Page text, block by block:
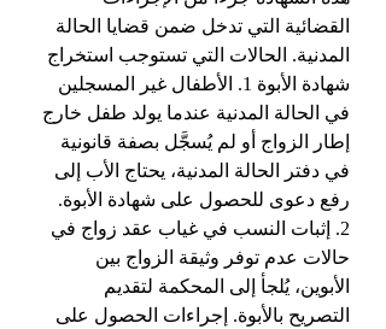
القضائية التي تدخل ضمن قضايا الحالة
المدنية. الحالات التي تستوجب استخراج
شهادة الأبوة 1. الأطفال غير المسجلين
في الحالة المدنية عندما يولد طفل خارج
إطار الزواج أو لم يُسجَّل بصفة قانونية
في دفتر الحالة المدنية، يحتاج الأب إلى
رفع دعوى للحصول على شهادة الأبوة.
2. إثبات النسب في غياب عقد زواج في
حالات عدم توفر وثيقة الزواج بين
الأبوين، يُلجأ إلى المحكمة لتقديم
التصريح بالأبوة. إجراءات الحصول على